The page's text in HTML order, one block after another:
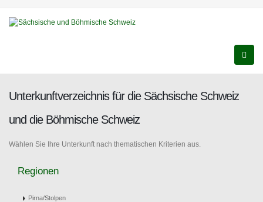
Unterkunftverzeichnis für die Sächsische Schweiz
und die Böhmische Schweiz
Wählen Sie Ihre Unterkunft nach thematischen Kriterien aus.
Regionen
Pirna/Stolpen